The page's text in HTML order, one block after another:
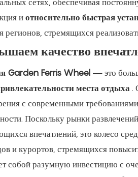
и относительно быстрая
регионов, стремящихся
качество
Garden Ferris Wheel— это
места отдыха .
с современными
Поскольку рынки
впечатлений, это колесо
и курортов, стремящихся
собой разумную инвестицию с